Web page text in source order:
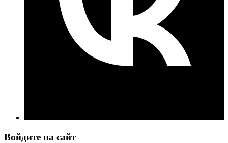
Войдите на сайт